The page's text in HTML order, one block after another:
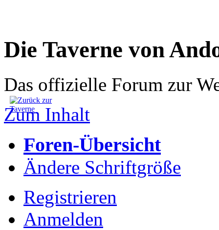
Die Taverne von
Das offizielle Forum zur
Zum Inhalt
Foren-Übersicht
Ändere Schriftgröße
Registrieren
Anmelden